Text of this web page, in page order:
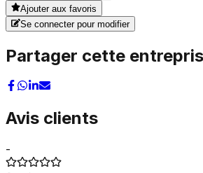
Ajouter aux favoris
Se connecter pour modifier
Partager cette
Avis clients
-